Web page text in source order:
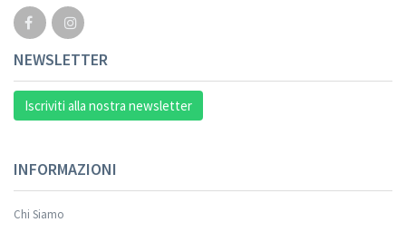
NEWSLETTER
Iscriviti alla nostra newsletter
INFORMAZIONI
Chi Siamo